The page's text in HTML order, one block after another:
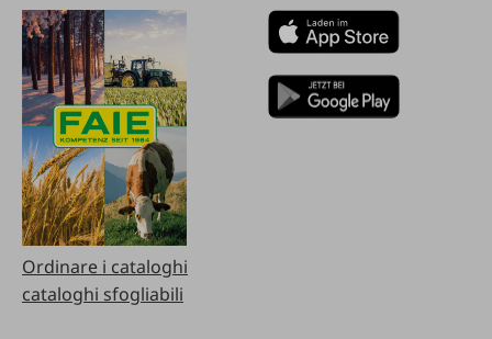
Ordinare i cataloghi
cataloghi sfogliabili